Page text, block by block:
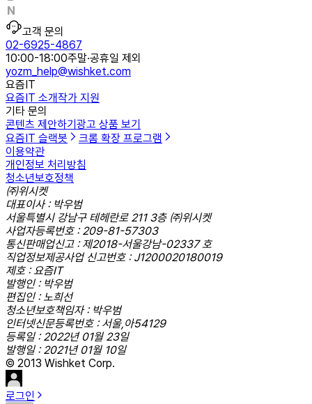
고객 문의
02-6925-4867
10:00-18:00주말·공휴일 제외
yozm_help@wishket.com
요즘IT
요즘IT 소개작가 지원
기타 문의
콘텐츠 제안하기 광고 상품 보기
요즘IT 슬랙봇
크롬 확장 프로그램
이용약관
개인정보 처리방침
청소년보호정책
㈜위시켓
대표이사 : 박우범
서울특별시 강남구 테헤란로 211 3층 ㈜위시켓
사업자등록번호 : 209-81-57303
통신판매업신고 : 제2018-서울강남-02337 호
직업정보제공사업 신고번호 : J1200020180019
제호 : 요즘IT
발행인 : 박우범
편집인 : 노희선
청소년보호책임자 : 박우범
인터넷신문등록번호 : 서울,아54129
등록일 : 2022년 01월 23일
발행일 : 2021년 01월 10일
© 2013 Wishket Corp.
로그인